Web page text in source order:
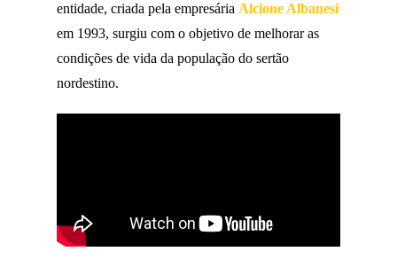
entidade, criada pela empresária Alcione Albanesi
em 1993, surgiu com o objetivo de melhorar as
condições de vida da população do sertão
nordestino.